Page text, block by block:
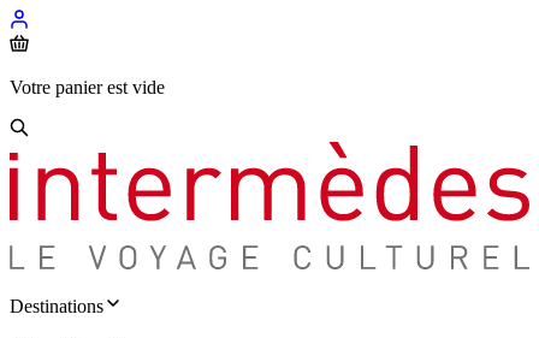
Votre panier est vide
Destinations